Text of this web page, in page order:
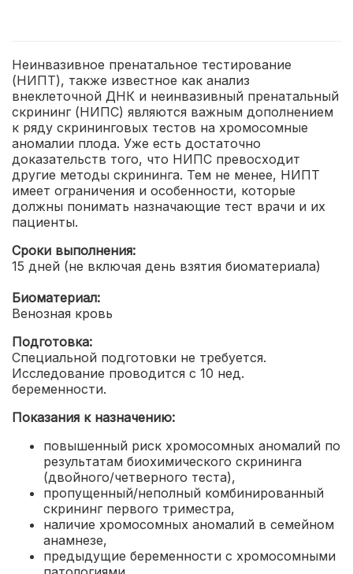
Неинвазивное пренатальное тестирование
(НИПТ), также известное как анализ
внеклеточной ДНК и неинвазивный пренатальный
скрининг (НИПС) являются важным дополнением
к ряду скрининговых тестов на хромосомные
аномалии плода. Уже есть достаточно
доказательств того, что НИПС превосходит
другие методы скрининга. Тем не менее, НИПТ
имеет ограничения и особенности, которые
должны понимать назначающие тест врачи и их
пациенты.
Сроки выполнения:
15 дней (не включая день взятия биоматериала)
Биоматериал:
Венозная кровь
Подготовка:
Специальной подготовки не требуется.
Исследование проводится с 10 нед.
беременности.
Показания к назначению:
повышенный риск хромосомных аномалий по
результатам биохимического скрининга
(двойного/четверного теста),
пропущенный/неполный комбинированный
скрининг первого триместра,
наличие хромосомных аномалий в семейном
анамнезе,
предыдущие беременности с хромосомными